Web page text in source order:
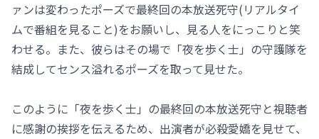
ァンは変わったポーズで最終回の本放送死守(リアルタイ
ムで番組を見ること)をお願いし、見る人をにっこりと笑
わせる。また、彼らはその場で「夜を歩く士」の守護隊を
結成してセンス溢れるポーズを取って見せた。
このように「夜を歩く士」の最終回の本放送死守と視聴者
に感謝の挨拶を伝えるため、出演者が必殺愛嬌を見せて、